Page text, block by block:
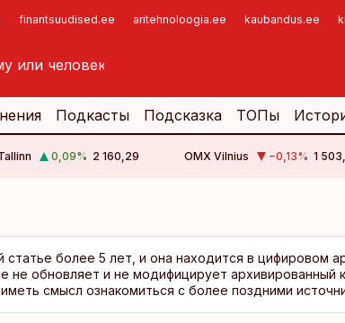
finantsuudised.ee aritehnoloogia.ee kaubandus.ee
Подкасты Подсказка ТОПы
0,09% 2 160,29 OMX Vilnius −0,13% 1
статье более 5 лет, и она находится в цифировом
не обновляет и не модифицирует архивированный
смысл ознакомиться с более поздними